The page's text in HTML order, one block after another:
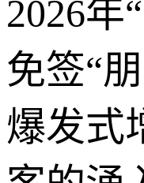
2026
免签“
爆发式